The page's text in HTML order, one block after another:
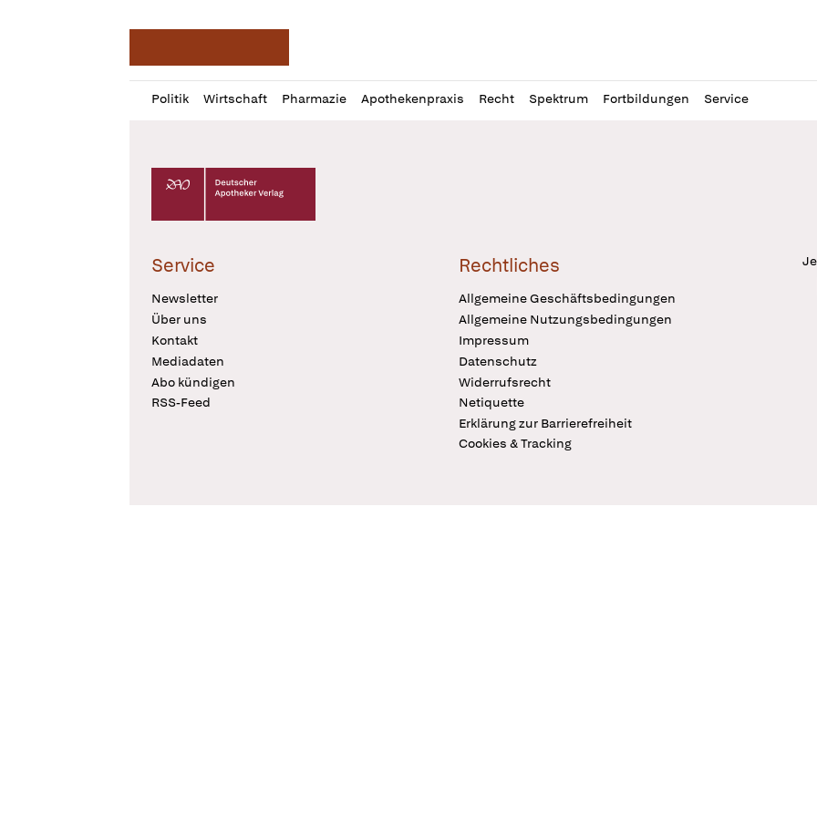
Politik Wirtschaft Pharmazie Apothekenpraxis Recht Spektrum Fortbildungen Service
Profil
öffnen
Daz
Pur
Deutscher Apotheker Verlag Logo
Service
Newsletter
Über uns
Kontakt
Mediadaten
Abo kündigen
RSS-Feed
Rechtliches
Allgemeine Geschäftsbedingungen
Allgemeine Nutzungsbedingungen
Impressum
Datenschutz
Widerrufsrecht
Netiquette
Erklärung zur Barrierefreiheit
Cookies & Tracking